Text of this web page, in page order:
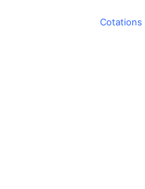
Cotations